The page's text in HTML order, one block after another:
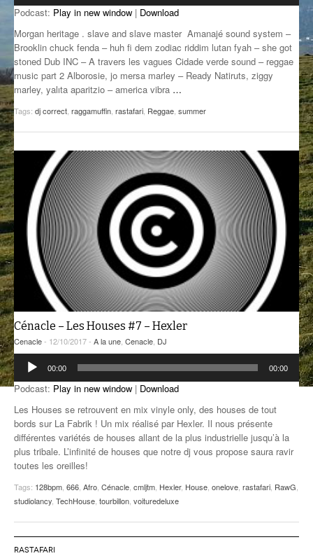
GROOVE N SUN
IL ÉTAIT UNE FOIS
L’ASTUCE DE LA PORTE EN BOIS
LA MINUTE LITTÉRAIRE
LA SOUTERRAINE
MUSIQUE DES ANTIPODES
NOS ANCIENS
SONORIK
THEME FORCE
ZIRCONIUM
ANCIENNES ÉMISSIONS
PLUS DE MIX
Podcast: Play in new window | Download
Morgan heritage . slave and slave master Amanajé sound system –
Brooklin chuck fenda – huh fi dem zodiac riddim lutan fyah – she got
stoned Dub INC – A travers les vagues Cidade verde sound – reggae
music part 2 Alborosie, jo mersa marley – Ready Natiruts, ziggy
marley, yalıta aparitzio – america vibra …
Tags: dj correct raggamuffin rastafari Reggae summer
Cénacle – Les Houses #7 – Hexler
Cenacle- 12/10/2017 - A la une Cenacle DJ
Lecteur
audio
00:00 00:00
Podcast: Play in new window | Download
Les Houses se retrouvent en mix vinyle only, des houses de tout
bords sur La Fabrik ! Un mix réalisé par Hexler. Il nous présente
différentes variétés de houses allant de la plus industrielle jusqu’à la
plus tribale. L’infinité de houses que notre dj vous propose saura ravir
toutes les oreilles!
Tags: 128bpm 666 Afro Cénacle cmljtm Hexler, House onelove rastafari RawG
studiolancy TechHouse tourbillon voituredeluxe
RASTAFARI